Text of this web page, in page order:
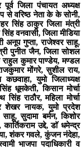
जिला पंचायत अध्यक्ष
से वरिष्ठ नेता के के सोनी,
सिंह ठाकुर जिला मंत्री
वनवासी, जिला मीडिया
अनूप गुप्ता, राजेश्वर साहू,
पुनीत जैन, जिला सोशल
राहुल कुमार पाण्डेय, मण्डल
मोंगरे, सुशील राय,
युमो जिलाध्यक्ष
धूमकेती, किसान मोर्चा
सिंह राठौर, महिला मोर्चा
शेखर नायक, युमो प्रदेश
सुदामा बर्मन, किशोर
उद्दे, डाॅ धमेन्द्र
शंकर गवले, कुंजन नंदेहा,
भाजपा पदाधिकारी व